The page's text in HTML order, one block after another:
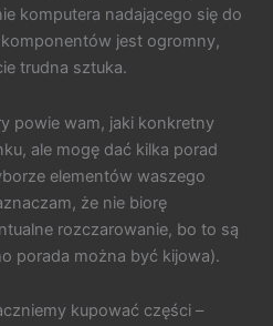
komputera nadającego się do
jest ogromny,
trudna sztuka.
powie wam, jaki konkretny
ale mogę dać kilka porad
elementów waszego
że nie biorę
rozczarowanie, bo to są
porada można być kijowa).
kupować części –